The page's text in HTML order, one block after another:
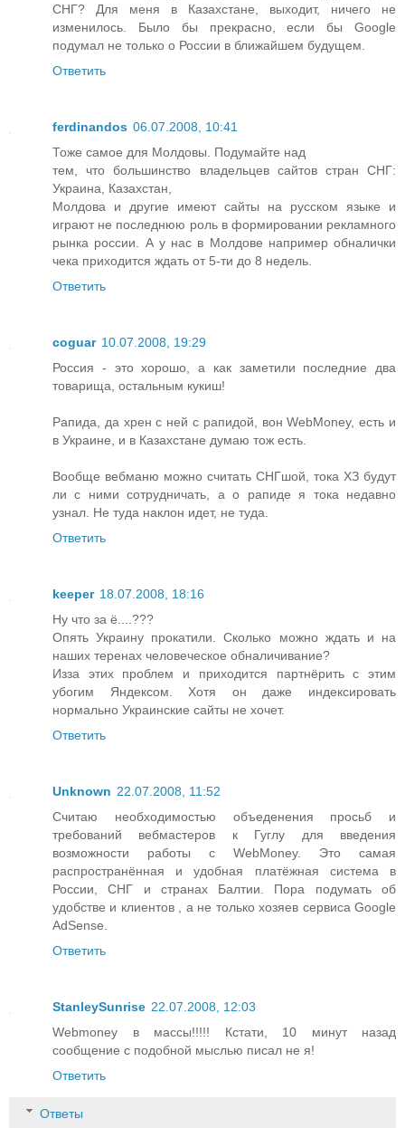
СНГ? Для меня в Казахстане, выходит, ничего не
изменилось. Было бы прекрасно, если бы Google
подумал не только о России в ближайшем будущем.
Ответить
ferdinandos 06.07.2008, 10:41
Тоже самое для Молдовы. Подумайте над
тем, что большинство владельцев сайтов стран СНГ:
Украина, Казахстан,
Молдова и другие имеют сайты на русском языке и
играют не последнюю роль в формировании рекламного
рынка россии. А у нас в Молдове например обналички
чека приходится ждать от 5-ти до 8 недель.
Ответить
coguar 10.07.2008, 19:29
Россия - это хорошо, а как заметили последние два
товарища, остальным кукиш!
Рапида, да хрен с ней с рапидой, вон WebMoney, есть и
в Украине, и в Казахстане думаю тож есть.
Вообще вебманю можно считать СНГшой, тока ХЗ будут
ли с ними сотрудничать, а о рапиде я тока недавно
узнал. Не туда наклон идет, не туда.
Ответить
keeper 18.07.2008, 18:16
Ну что за ё....???
Опять Украину прокатили. Сколько можно ждать и на
наших теренах человеческое обналичивание?
Изза этих проблем и приходится партнёрить с этим
убогим Яндексом. Хотя он даже индексировать
нормально Украинские сайты не хочет.
Ответить
Unknown 22.07.2008, 11:52
Считаю необходимостью объеденения просьб и
требований вебмастеров к Гуглу для введения
возможности работы с WebMoney. Это самая
распространённая и удобная платёжная система в
России, СНГ и странах Балтии. Пора подумать об
удобстве и клиентов , а не только хозяев сервиса Google
AdSense.
Ответить
StanleySunrise 22.07.2008, 12:03
Webmoney в массы!!!!! Кстати, 10 минут назад
сообщение с подобной мыслью писал не я!
Ответить
Ответы